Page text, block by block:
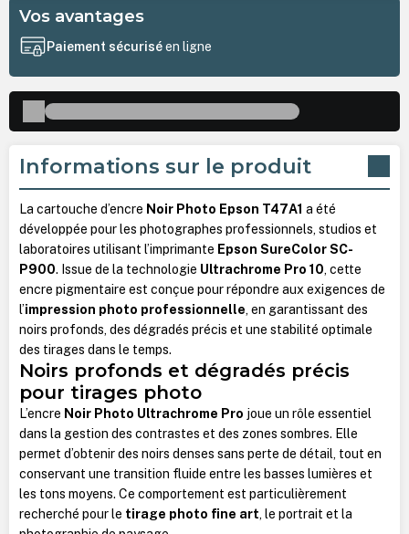
Vos avantages
Paiement sécuriséen ligne
Informations sur le produit
La cartouche d’encre Noir Photo Epson T47A1 a été
développée pour les photographes professionnels, studios et
laboratoires utilisant l’imprimante Epson SureColor SC-
P900. Issue de la technologie Ultrachrome Pro 10, cette
encre pigmentaire est conçue pour répondre aux exigences de
l’impression photo professionnelle, en garantissant des
noirs profonds, des dégradés précis et une stabilité optimale
des tirages dans le temps.
Noirs profonds et dégradés précis
pour tirages photo
L’encre Noir Photo Ultrachrome Pro joue un rôle essentiel
dans la gestion des contrastes et des zones sombres. Elle
permet d’obtenir des noirs denses sans perte de détail, tout en
conservant une transition fluide entre les basses lumières et
les tons moyens. Ce comportement est particulièrement
recherché pour le tirage photo fine art, le portrait et la